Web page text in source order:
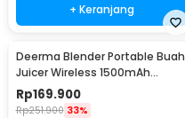
+ Keranjang
Deerma Blender Portable Buah
Juicer Wireless 1500mAh
400ml - DEM-NU05
Rp169.900
Rp251.900 33%